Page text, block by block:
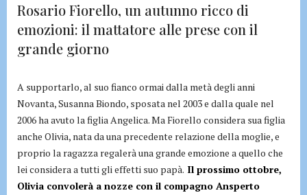
Rosario Fiorello, un autunno ricco di
emozioni: il mattatore alle prese con il
grande giorno
A supportarlo, al suo fianco ormai dalla metà degli anni
Novanta, Susanna Biondo, sposata nel 2003 e dalla quale nel
2006 ha avuto la figlia Angelica. Ma Fiorello considera sua figlia
anche Olivia, nata da una precedente relazione della moglie, e
proprio la ragazza regalerà una grande emozione a quello che
lei considera a tutti gli effetti suo papà. Il prossimo ottobre,
Olivia convolerà a nozze con il compagno Ansperto